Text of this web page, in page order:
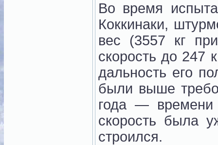
Во время
Коккинаки,
вес (3557 кг
скорость до 247
дальность его
были выше
года — времени
скорость была
строился.